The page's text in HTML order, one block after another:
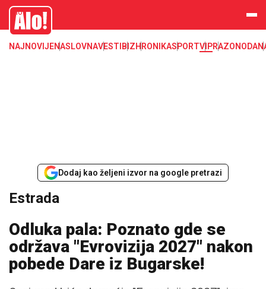
Estrada, poznati, VIP
Alo
NAJNOVIJENASLOVNAVESTI BIZHRONIKASPORTVIPRAZONODA
Dodaj kao željeni izvor na google pretrazi
Estrada
Odluka pala: Poznato gde se
održava "Evrovizija 2027" nakon
pobede Dare iz Bugarske!